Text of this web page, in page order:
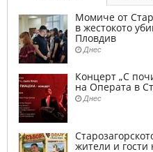
Момиче от
в жестокото
Пловдив
Днес
Концерт „С
на Операта в
Днес
жители и